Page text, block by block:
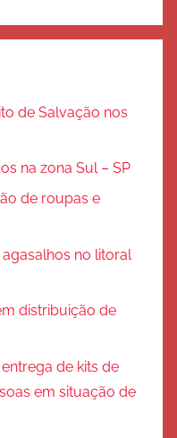
de Salvação nos
na zona Sul – SP
de roupas e
no litoral
distribuição de
de kits de
em situação de